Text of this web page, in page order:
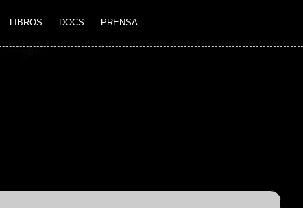
LIBROS DOCS PRENSA